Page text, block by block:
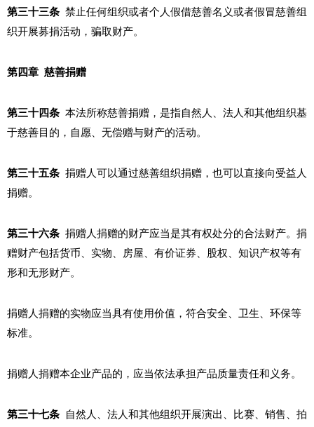
第三十三条 禁止任何组织或者个人假借慈善名义或者假冒慈善组
织开展募捐活动，骗取财产。
第四章 慈善捐赠
第三十四条 本法所称慈善捐赠，是指自然人、法人和其他组织基
于慈善目的，自愿、无偿赠与财产的活动。
第三十五条 捐赠人可以通过慈善组织捐赠，也可以直接向受益人
捐赠。
第三十六条 捐赠人捐赠的财产应当是其有权处分的合法财产。捐
赠财产包括货币、实物、房屋、有价证券、股权、知识产权等有
形和无形财产。
捐赠人捐赠的实物应当具有使用价值，符合安全、卫生、环保等
标准。
捐赠人捐赠本企业产品的，应当依法承担产品质量责任和义务。
第三十七条 自然人、法人和其他组织开展演出、比赛、销售、拍